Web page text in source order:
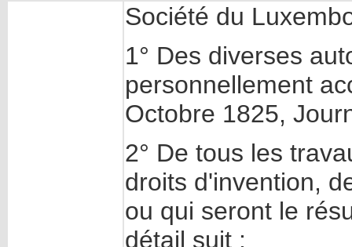
Société du
1° Des diverses
personnellement
Octobre 1825,
2° De tous les
droits d'invention,
ou qui seront le
détail suit :